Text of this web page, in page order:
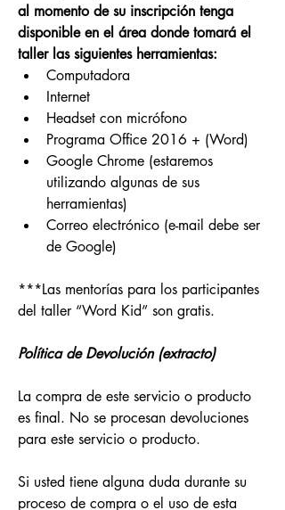
al momento de su inscripción tenga
disponible en el área donde tomará el
taller las siguientes herramientas:
Computadora
Internet
Headset con micrófono
Programa Office 2016 + (Word)
Google Chrome (estaremos
utilizando algunas de sus
herramientas)
Correo electrónico (e-mail debe ser
de Google)
***Las mentorías para los participantes
del taller “Word Kid” son gratis.
Política de Devolución (extracto)
La compra de este servicio o producto
es final. No se procesan devoluciones
para este servicio o producto.
Si usted tiene alguna duda durante su
proceso de compra o el uso de esta